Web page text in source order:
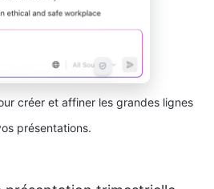
créer et affiner les grandes lignes
présentations.